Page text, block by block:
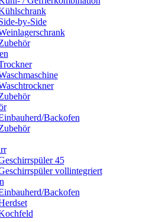
by-Side
Backofen
45
vollintegriert
Backofen